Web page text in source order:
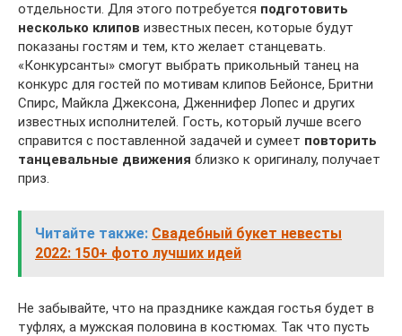
отдельности. Для этого потребуется подготовить
несколько клипов известных песен, которые будут
показаны гостям и тем, кто желает станцевать.
«Конкурсанты» смогут выбрать прикольный танец на
конкурс для гостей по мотивам клипов Бейонсе, Бритни
Спирс, Майкла Джексона, Дженнифер Лопес и других
известных исполнителей. Гость, который лучше всего
справится с поставленной задачей и сумеет повторить
танцевальные движения близко к оригиналу, получает
приз.
Читайте также: Свадебный букет невесты
2022: 150+ фото лучших идей
Не забывайте, что на празднике каждая гостья будет в
туфлях, а мужская половина в костюмах. Так что пусть